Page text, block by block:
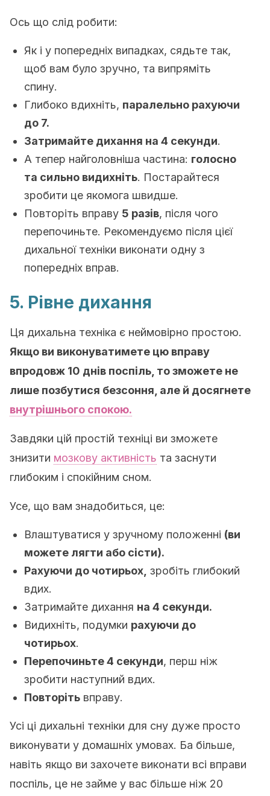
Ось що слід робити:
Як і у попередніх випадках, сядьте так,
щоб вам було зручно, та випряміть
спину.
Глибоко вдихніть, паралельно рахуючи
до 7.
Затримайте дихання на 4 секунди.
А тепер найголовніша частина: голосно
та сильно видихніть. Постарайтеся
зробити це якомога швидше.
Повторіть вправу 5 разів, після чого
перепочиньте. Рекомендуємо після цієї
дихальної техніки виконати одну з
попередніх вправ.
5. Рівне дихання
Ця дихальна техніка є неймовірно простою.
Якщо ви виконуватимете цю вправу
впродовж 10 днів поспіль, то зможете не
лише позбутися безсоння, але й досягнете
внутрішнього спокою.
Завдяки цій простій техніці ви зможете
знизити мозкову активність та заснути
глибоким і спокійним сном.
Усе, що вам знадобиться, це:
Влаштуватися у зручному положенні (ви
можете лягти або сісти).
Рахуючи до чотирьох, зробіть глибокий
вдих.
Затримайте дихання на 4 секунди.
Видихніть, подумки рахуючи до
чотирьох.
Перепочиньте 4 секунди, перш ніж
зробити наступний вдих.
Повторіть вправу.
Усі ці дихальні техніки для сну дуже просто
виконувати у домашніх умовах. Ба більше,
навіть якщо ви захочете виконати всі вправи
поспіль, це не займе у вас більше ніж 20